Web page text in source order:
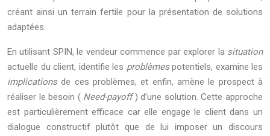
créant ainsi un terrain fertile pour la présentation de solutions
adaptées.
En utilisant SPIN, le vendeur commence par explorer la situation
actuelle du client, identifie les problèmespotentiels, examine les
implicationsde ces problèmes, et enfin, amène le prospect à
réaliser le besoin ( Need-payoff) d’une solution. Cette approche
est particulièrement efficace car elle engage le client dans un
dialogue constructif plutôt que de lui imposer un discours